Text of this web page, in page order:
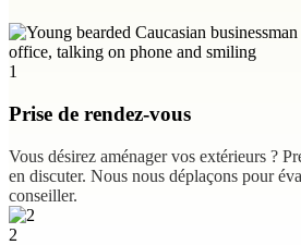
1
Prise de rendez-vous
Vous désirez aménager vos extérieurs ?
en discuter. Nous nous déplaçons pour
conseiller.
2